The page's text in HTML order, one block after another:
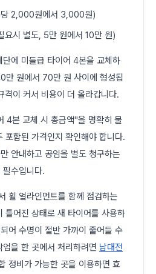
당 2,000원에서 3,000원)
요시 별도, 5만 원에서 10만 원)
에 미들급 타이어 4본을 교체하
만 원에서 70만 원 사이에 형성됩
격이 커서 비용이 더 올라갑니다.
4본 교체 시 총금액"을 명확히 물
포함된 가격인지 확인해야 합니다.
안내하고 공임을 별도 청구하는
필수입니다.
휠 얼라인먼트를 함께 점검하는
틀어진 상태로 새 타이어를 사용하
어 수명이 절반 가까이 줄어들 수
을 한 곳에서 처리하려면 남대전
정비가 가능한 곳을 이용하면 효